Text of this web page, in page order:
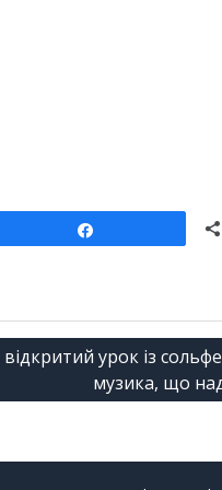
урок із
музика, що